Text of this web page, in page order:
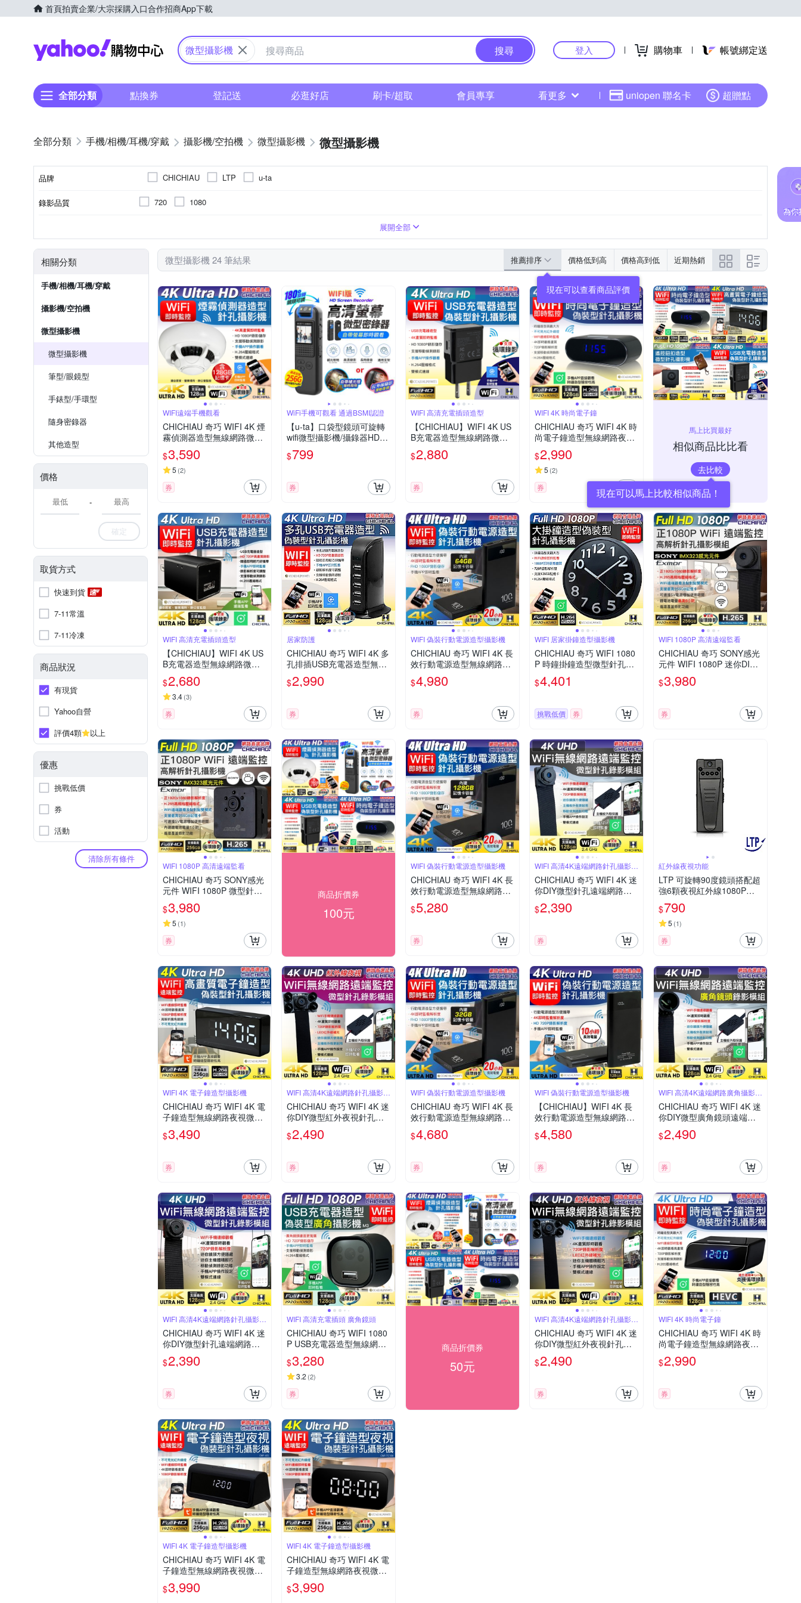
首頁拍賣企業/大宗採購入口合作招商App下載
Yahoo購物中心
微型攝影機 搜尋 登入 購物車 帳號綁定送
全部分類 點換券 登記送 必逛好店 刷卡/超取 會員專享 看更多 uniopen 聯名卡 超贈點
手機/相機/耳機/穿戴 攝影機/空拍機 微型攝影機 微型攝影機
品牌 CHICHIAU LTP u-ta
錄影品質 720 1080
展開全部
相關分類
手機/相機/耳機/穿戴
攝影機/空拍機
微型攝影機
微型攝影機
筆型/眼鏡型
手錶型/手環型
隨身密錄器
其他造型
價格
-
確定
取貨方式
快速到貨
7-11常溫
7-11冷凍
商品狀況
有現貨
Yahoo自營
評價4顆
以上
優惠
挑戰低價
券
活動
清除所有條件
微型攝影機 24 筆結果 推薦排序 價格低到高 價格高到低 近期熱銷
WIFI遠端手機觀看
CHICHIAU 奇巧 WIFI 4K 煙
霧偵測器造型無線網路微型
針孔攝影機(128G) C110 影
音記錄器
$3,590
5 (2)
券
WiFi手機可觀看 通過BSMI認證
【u-ta】口袋型鏡頭可旋轉
wifi微型攝影機/攝錄器HD9S
(WiFi版 1080P 白光全彩 紅
外線夜視 可選)
$799
券
WIFI 高清充電插頭造型
【CHICHIAU】WIFI 4K US
B充電器造型無線網路微型
針孔攝影機M7
$2,880
券
WIFI 4K 時尚電子鐘
CHICHIAU 奇巧 WIFI 4K 時
尚電子鐘造型無線網路夜視
微型針孔攝影機CK2 影音記
錄器
$2,990
5 (2)
券
馬上比買最好
相似商品比比看
去比較
WIFI 高清充電插頭造型
【CHICHIAU】WIFI 4K US
B充電器造型無線網路微型
針孔攝影機WM1
$2,680
3.4(3)
券
居家防護
CHICHIAU 奇巧 WIFI 4K 多
孔排插USB充電器造型無線
網路微型針孔攝影機M10 影
音記錄器
$2,990
券
WIFI 偽裝行動電源造型攝影機
CHICHIAU 奇巧 WIFI 4K 長
效行動電源造型無線網路夜
視微型針孔攝影機(64G) S1
00 影音記錄器
$4,980
券
WIFI 居家掛鐘造型攝影機
CHICHIAU 奇巧 WIFI 1080
P 時鐘掛鐘造型微型針孔攝
影機CK10 影音記錄器
$4,401
挑戰低價 券
WIFI 1080P 高清遠端監看
CHICHIAU 奇巧 SONY感光
元件 WIFI 1080P 迷你DIY
微型針孔遠端網路攝影機錄
影模組 X3M
$3,980
券
WIFI 1080P 高清遠端監看
CHICHIAU 奇巧 SONY感光
元件 WIFI 1080P 微型針孔
紅外線夜視遠端網路攝影機
X3
$3,980
5 (1)
券
商品折價券
100元
WIFI 偽裝行動電源造型攝影機
CHICHIAU 奇巧 WIFI 4K 長
效行動電源造型無線網路夜
視微型針孔攝影機(128G) S
100 影音記錄器
$5,280
券
WIFI 高清4K遠端網路針孔攝影機
CHICHIAU 奇巧 WIFI 4K 迷
你DIY微型針孔遠端網路攝
影機帶殼錄影模組
$2,390
券
紅外線夜視功能
LTP 可旋轉90度鏡頭搭配超
強6顆夜視紅外線1080P微
型攝影機
$790
5 (1)
券
WIFI 4K 電子鐘造型攝影機
CHICHIAU 奇巧 WIFI 4K 電
子鐘造型無線網路夜視微型
針孔攝影機XA 影音記錄器
$3,490
券
WIFI 高清4K遠端網路針孔攝影機
CHICHIAU 奇巧 WIFI 4K 迷
你DIY微型紅外夜視針孔遠
端網路攝影機帶殼錄影模組
$2,490
券
WIFI 偽裝行動電源造型攝影機
CHICHIAU 奇巧 WIFI 4K 長
效行動電源造型無線網路夜
視微型針孔攝影機(32G) S1
00 影音記錄器
$4,680
券
WIFI 偽裝行動電源造型攝影機
【CHICHIAU】WIFI 4K 長
效行動電源造型無線網路微
型針孔攝影機H3 影音記錄
器
$4,580
券
WIFI 高清4K遠端網路廣角攝影機
CHICHIAU 奇巧 WIFI 4K 迷
你DIY微型廣角鏡頭遠端網
路攝影機帶殼錄影模組
$2,490
券
WIFI 高清4K遠端網路針孔攝影機
CHICHIAU 奇巧 WIFI 4K 迷
你DIY微型針孔遠端網路攝
影機錄影模組
$2,390
券
WIFI 高清充電插頭 廣角鏡頭
CHICHIAU 奇巧 WIFI 1080
P USB充電器造型無線網路
夜視微型廣角攝影機M3 影
音記錄器
$3,280
3.2 (2)
券
商品折價券
50元
WIFI 高清4K遠端網路針孔攝影機
CHICHIAU 奇巧 WIFI 4K 迷
你DIY微型紅外夜視針孔遠
端網路攝影機錄影模組
$2,490
券
WIFI 4K 時尚電子鐘
CHICHIAU 奇巧 WIFI 4K 時
尚電子鐘造型無線網路夜視
微型針孔攝影機CK1 影音記
錄器
$2,990
券
WIFI 4K 電子鐘造型攝影機
CHICHIAU 奇巧 WIFI 4K 電
子鐘造型無線網路夜視微型
針孔攝影機A21 影音記錄器
$3,990
WIFI 4K 電子鐘造型攝影機
CHICHIAU 奇巧 WIFI 4K 電
子鐘造型無線網路夜視微型
針孔攝影機TC100 影音記錄
器
$3,990